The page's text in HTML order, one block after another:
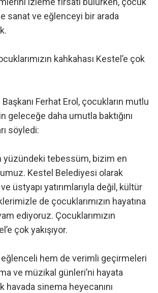
sanat ve eğlenceyi bir arada
kahkahası Kestel’e çok
Ferhat Erol, çocukların mutlu
geleceğe daha umutla baktığını
söyledi:
yüzündeki tebessüm, bizim en
Kestel Belediyesi olarak
üstyapı yatırımlarıyla değil, kültür
de çocuklarımızın hayatına
ediyoruz. Çocuklarımızın
çok yakışıyor.
hem de verimli geçirmeleri
ve müzikal günleri’ni hayata
havada sinema heyecanını